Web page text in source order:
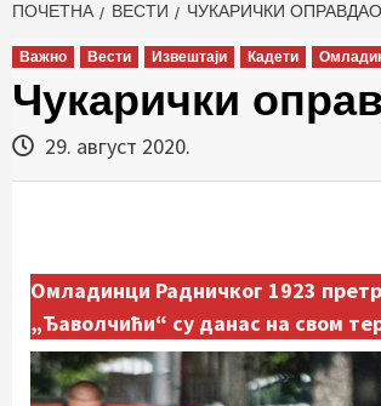
ПОЧЕТНА ВЕСТИ ЧУКАРИЧКИ
Важно Вести Извештаји Кадети
Чукарички
29. август 2020.
Омладинци Радничког 1923
„Ђаволчићи“ су данас на свом